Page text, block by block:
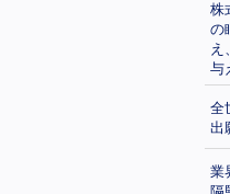
株
の
え
与
全
出
業